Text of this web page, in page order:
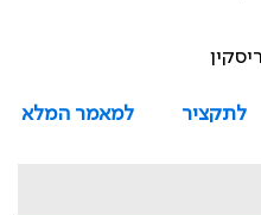
לתקציר
למאמר המלא